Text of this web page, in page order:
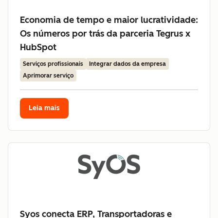
Economia de tempo e maior lucratividade:
Os números por trás da parceria Tegrus x
HubSpot
Serviços profissionais
Integrar dados da empresa
Aprimorar serviço
Leia mais
Syos conecta ERP, Transportadoras e